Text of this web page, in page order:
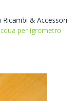
Ricambi & Accessori
per igrometro